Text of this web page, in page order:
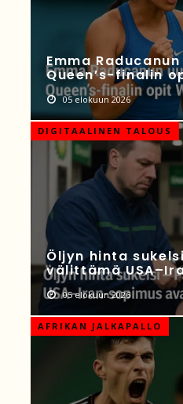
Emma
Queen’s-finalin
05 elokuun 2026
DIGITAALINEN TALOUS
Öljyn hinta
välittämä
05 elokuun 2026
AFRIKAN JALKAPALLO